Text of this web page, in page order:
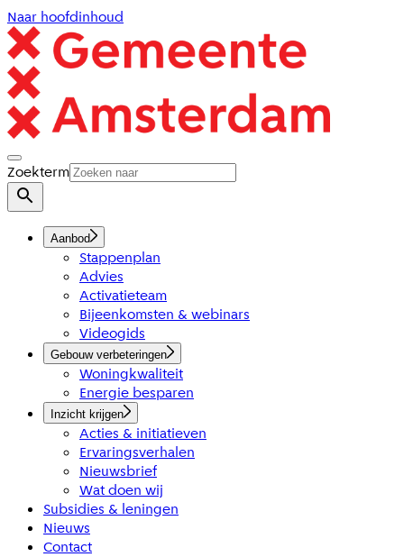
Naar hoofdinhoud
Zoekterm
Aanbod
Stappenplan
Advies
Activatieteam
Bijeenkomsten & webinars
Videogids
Gebouw verbeteringen
Woningkwaliteit
Energie besparen
Inzicht krijgen
Acties & initiatieven
Ervaringsverhalen
Nieuwsbrief
Wat doen wij
Subsidies & leningen
Nieuws
Contact